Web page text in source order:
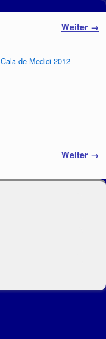
Weiter →
Cala de Medici 2012
Weiter →